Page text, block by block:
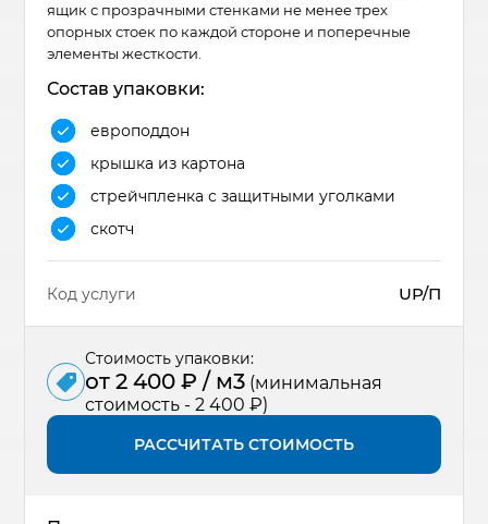
ящик с прозрачными стенками не менее трех
опорных стоек по каждой стороне и поперечные
элементы жесткости.
Состав упаковки:
европоддон
крышка из картона
стрейчпленка с защитными уголками
скотч
Код услуги UP/П
Стоимость упаковки:
от 2 400 ₽ / м3 (минимальная
стоимость - 2 400 ₽)
РАССЧИТАТЬ СТОИМОСТЬ